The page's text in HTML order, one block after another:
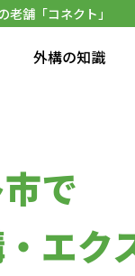
舗「コネクト」
外構の知識
で
エク